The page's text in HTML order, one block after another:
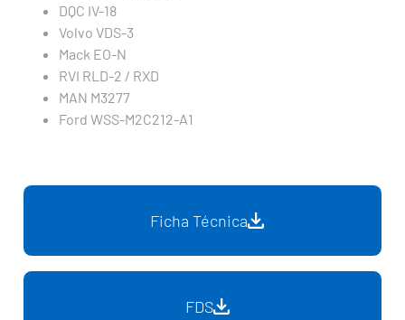
DQC IV-18
Volvo VDS-3
Mack EO-N
RVI RLD-2 / RXD
MAN M3277
Ford WSS-M2C212-A1
Ficha Técnica
FDS